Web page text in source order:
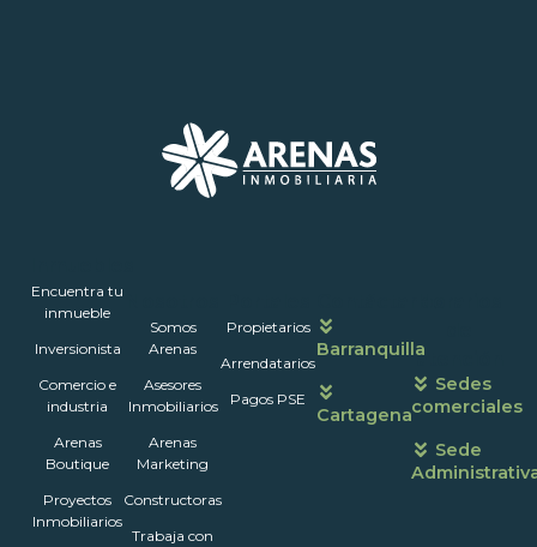
Encuentra tu
inmueble
Inversionista
Comercio e
industria
Arenas
Boutique
Proyectos
Inmobiliarios
Somos
Arenas
Asesores
Inmobiliarios
Arenas
Marketing
Constructoras
Trabaja con
Propietarios
Arrendatarios
Pagos PSE
Barranquilla
Cartagena
atención
Sedes
comerciales
Sede